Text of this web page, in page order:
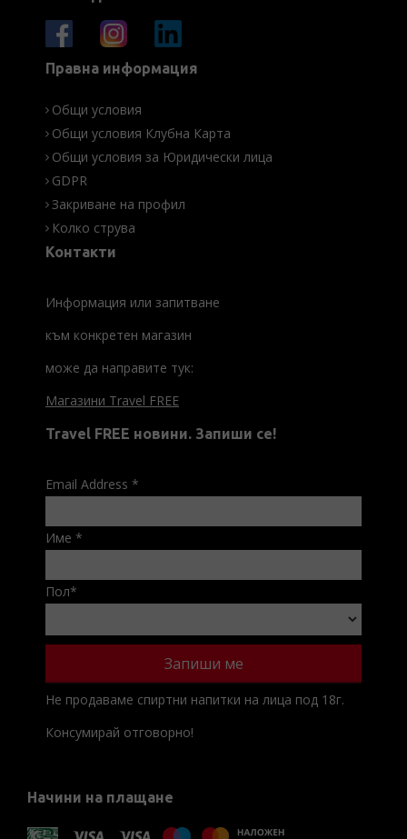
Правна информация
Общи условия
Общи условия Клубна Карта
Общи условия за Юридически лица
GDPR
Закриване на профил
Колко струва
Контакти
Информация или запитване
към конкретен магазин
може да направите тук:
Магазини Travel FREE
Travel FREE новини. Запиши се!
Email Address *
Име *
Пол*
Не продаваме спиртни напитки на лица под 18г.
Консумирай отговорно!
Начини на плащане